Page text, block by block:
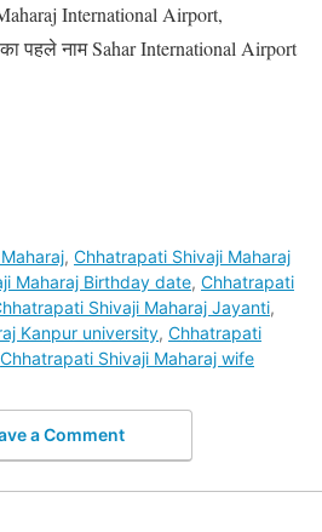
International Airport,
पहले नाम Sahar International Airport
, Chhatrapati Shivaji Maharaj
Maharaj Birthday date, Chhatrapati
Shivaji Maharaj Jayanti,
Kanpur university, Chhatrapati
Chhatrapati Shivaji Maharaj wife
a Comment